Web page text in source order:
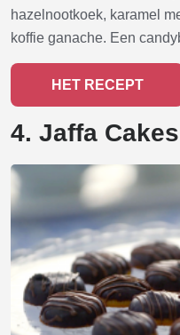
hazelnootkoek, karamel
koffie ganache. Een
HET RECEPT
4. Jaffa Cakes